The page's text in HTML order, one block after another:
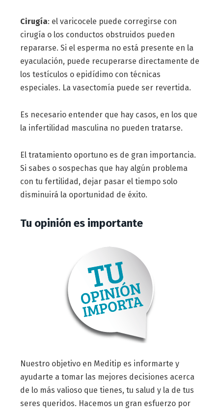
Cirugía: el varicocele puede corregirse con
cirugía o los conductos obstruidos pueden
repararse. Si el esperma no está presente en la
eyaculación, puede recuperarse directamente de
los testículos o epidídimo con técnicas
especiales. La vasectomía puede ser revertida.
Es necesario entender que hay casos, en los que
la infertilidad masculina no pueden tratarse.
El tratamiento oportuno es de gran importancia.
Si sabes o sospechas que hay algún problema
con tu fertilidad, dejar pasar el tiempo solo
disminuirá la oportunidad de éxito.
Tu opinión es importante
Nuestro objetivo en Meditip es informarte y
ayudarte a tomar las mejores decisiones acerca
de lo más valioso que tienes, tu salud y la de tus
seres queridos. Hacemos un gran esfuerzo por